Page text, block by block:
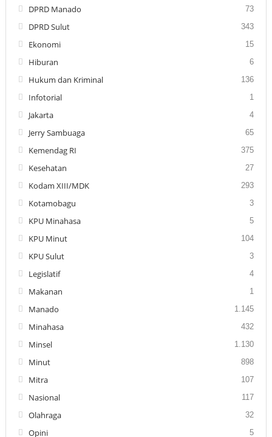
DPRD Manado 73
DPRD Sulut 343
Ekonomi 15
Hiburan 6
Hukum dan Kriminal 136
Infotorial 1
Jakarta 4
Jerry Sambuaga 65
Kemendag RI 375
Kesehatan 27
Kodam XIII/MDK 293
Kotamobagu 3
KPU Minahasa 5
KPU Minut 104
KPU Sulut 3
Legislatif 4
Makanan 1
Manado 1.145
Minahasa 432
Minsel 1.130
Minut 898
Mitra 107
Nasional 117
Olahraga 32
Opini 5